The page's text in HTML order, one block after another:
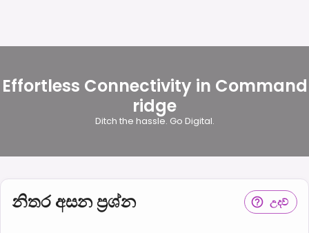
Effortless Connectivity in Command
ridge
Ditch the hassle. Go Digital.
නිතර අසන ප්‍රශ්න උදව්